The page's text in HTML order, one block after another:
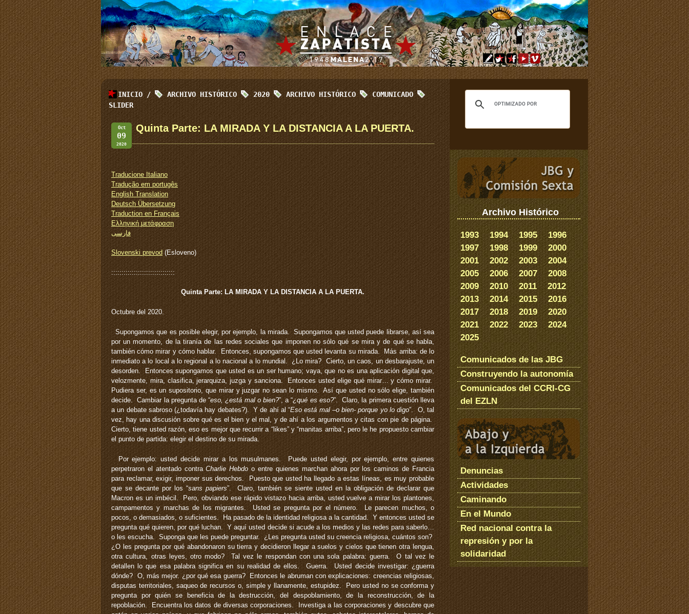
INICIO / ARCHIVO HISTÓRICO 2020 ARCHIVO HISTÓRICO
COMUNICADO
SLIDER
Oct
09
2020
Quinta Parte: LA MIRADA Y LA DISTANCIA A LA PUERTA.
Traducione Italiano
Tradução em portugês
English Translation
Deutsch Übersetzung
Traduction en Français
Ελληνική μετάφραση
فارسی
Slovenski prevod (Esloveno)
:::::::::::::::::::::::::::::::
Quinta Parte: LA MIRADA Y LA DISTANCIA A LA PUERTA.
Octubre del 2020.
Supongamos que es posible elegir, por ejemplo, la mirada. Supongamos que usted puede librarse, así sea
por un momento, de la tiranía de las redes sociales que imponen no sólo qué se mira y de qué se habla,
también cómo mirar y cómo hablar. Entonces, supongamos que usted levanta su mirada. Más arriba: de lo
inmediato a lo local a lo regional a lo nacional a lo mundial. ¿Lo mira? Cierto, un caos, un desbarajuste, un
desorden. Entonces supongamos que usted es un ser humano; vaya, que no es una aplicación digital que,
velozmente, mira, clasifica, jerarquiza, juzga y sanciona. Entonces usted elige qué mirar… y cómo mirar.
Pudiera ser, es un supositorio, que mirar y juzgar no sean lo mismo. Así que usted no sólo elige, también
decide. Cambiar la pregunta de “eso, ¿está mal o bien?”, a “¿qué es eso?”. Claro, la primera cuestión lleva
a un debate sabroso (¿todavía hay debates?). Y de ahí al “Eso está mal –o bien- porque yo lo digo”. O, tal
vez, hay una discusión sobre qué es el bien y el mal, y de ahí a los argumentos y citas con pie de página.
Cierto, tiene usted razón, eso es mejor que recurrir a “likes” y “manitas arriba”, pero le he propuesto cambiar
el punto de partida: elegir el destino de su mirada.
Por ejemplo: usted decide mirar a los musulmanes. Puede usted elegir, por ejemplo, entre quienes
perpetraron el atentado contraCharlie Hebdo o entre quienes marchan ahora por los caminos de Francia
para reclamar, exigir, imponer sus derechos. Puesto que usted ha llegado a estas líneas, es muy probable
que se decante por los “sans papiers”. Claro, también se siente usted en la obligación de declarar que
Macron es un imbécil. Pero, obviando ese rápido vistazo hacia arriba, usted vuelve a mirar los plantones,
campamentos y marchas de los migrantes. Usted se pregunta por el número. Le parecen muchos, o
pocos, o demasiados, o suficientes. Ha pasado de la identidad religiosa a la cantidad. Y entonces usted se
pregunta qué quieren, por qué luchan. Y aquí usted decide si acude a los medios y las redes para saberlo…
o les escucha. Suponga que les puede preguntar. ¿Les pregunta usted su creencia religiosa, cuántos son?
¿O les pregunta por qué abandonaron su tierra y decidieron llegar a suelos y cielos que tienen otra lengua,
otra cultura, otras leyes, otro modo? Tal vez le respondan con una sola palabra: guerra. O tal vez le
detallen lo que esa palabra significa en su realidad de ellos. Guerra. Usted decide investigar: ¿guerra
dónde? O, más mejor. ¿por qué esa guerra? Entonces le abruman con explicaciones: creencias religiosas,
disputas territoriales, saqueo de recursos o, simple y llanamente, estupidez. Pero usted no se conforma y
pregunta por quién se beneficia de la destrucción, del despoblamiento, de la reconstrucción, de la
repoblación. Encuentra los datos de diversas corporaciones. Investiga a las corporaciones y descubre que
Archivo Histórico
1993 1994 1995
1996
1997
1998 1999
2000
2001
2002 2003
2004
2005
2006 2007
2008
2009
2010 2011
2012
2013
2014 2015
2016
2017
2018 2019
2020
2021
2022 2023
2024
2025
Comunicados de las JBG
Construyendo la autonomía
Comunicados del CCRI-CG
del EZLN
Denuncias
Actividades
Caminando
En el Mundo
Red nacional contra la
represión y por la
solidaridad